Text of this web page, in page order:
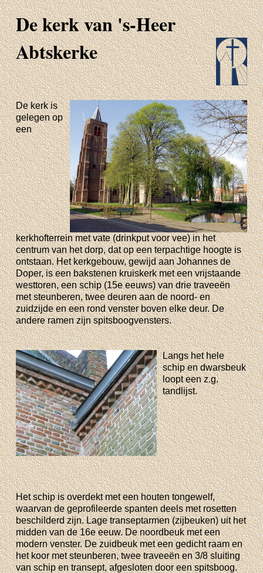
De kerk van 's-Heer
Abtskerke
De kerk is
gelegen op
een
kerkhofterrein met vate (drinkput voor vee) in het
centrum van het dorp, dat op een terpachtige hoogte is
ontstaan. Het kerkgebouw, gewijd aan Johannes de
Doper, is een bakstenen kruiskerk met een vrijstaande
westtoren, een schip (15e eeuws) van drie traveeën
met steunberen, twee deuren aan de noord- en
zuidzijde en een rond venster boven elke deur. De
andere ramen zijn spitsboogvensters.
Langs het hele
schip en dwarsbeuk
loopt een z.g.
tandlijst.
Het schip is overdekt met een houten tongewelf,
waarvan de geprofileerde spanten deels met rosetten
beschilderd zijn. Lage transeptarmen (zijbeuken) uit het
midden van de 16e eeuw. De noordbeuk met een
modern venster. De zuidbeuk met een gedicht raam en
het koor met steunberen, twee traveeën en 3/8 sluiting
van schip en transept, afgesloten door een spitsboog.